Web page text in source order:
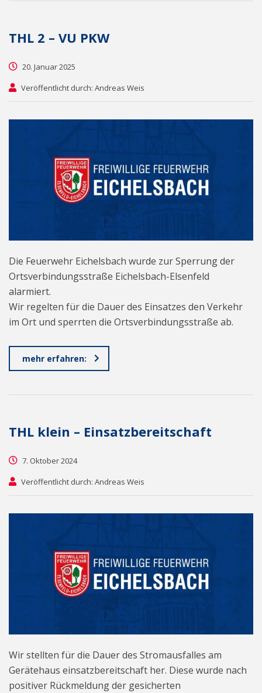
THL 2 – VU PKW
20. Januar 2025
Veröffentlicht durch: Andreas Weis
Die Feuerwehr Eichelsbach wurde zur Sperrung der
Ortsverbindungsstraße Eichelsbach-Elsenfeld
alarmiert.
Wir regelten für die Dauer des Einsatzes den Verkehr
im Ort und sperrten die Ortsverbindungsstraße ab.
mehr erfahren:
THL klein – Einsatzbereitschaft
7. Oktober 2024
Veröffentlicht durch: Andreas Weis
Wir stellten für die Dauer des Stromausfalles am
Gerätehaus einsatzbereitschaft her. Diese wurde nach
positiver Rückmeldung der gesicherten